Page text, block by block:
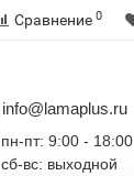
Сравнение 0
info@lamaplus.ru
пн-пт: 9:00 - 18:00
сб-вс: выходной